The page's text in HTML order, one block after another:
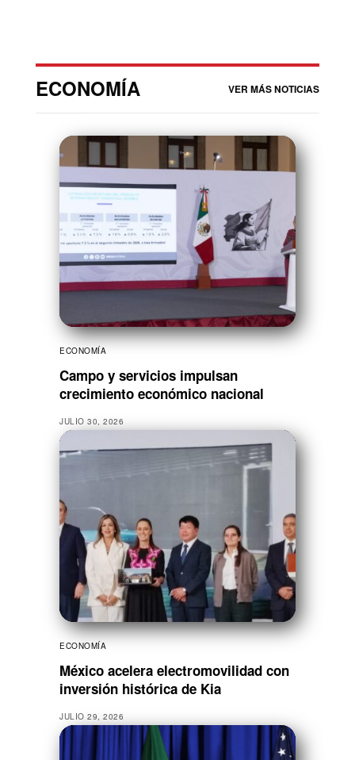
ECONOMÍA VER MÁS NOTICIAS
ECONOMÍA
Campo y servicios impulsan
crecimiento económico nacional
JULIO 30, 2026
ECONOMÍA
México acelera electromovilidad con
inversión histórica de Kia
JULIO 29, 2026